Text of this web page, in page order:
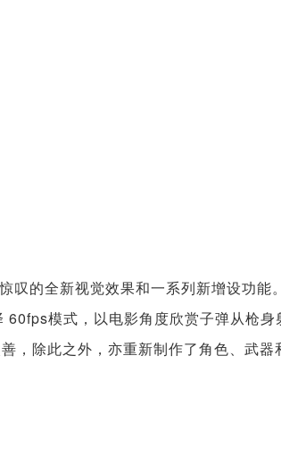
叹的全新视觉效果和一系列新增设功能
模式，以电影角度欣赏子弹从枪身
，除此之外，亦重新制作了角色、武器